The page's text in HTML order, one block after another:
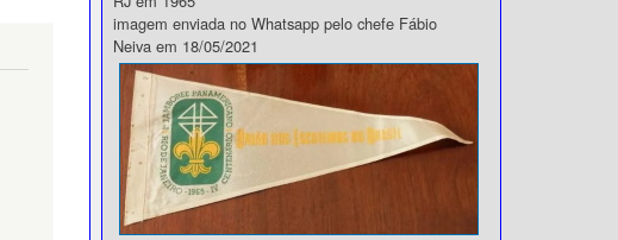
imagem enviada no Whatsapp pelo chefe Fábio
Neiva em 18/05/2021